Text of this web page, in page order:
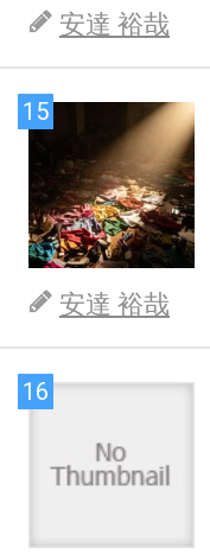
安達 裕哉
15
安達 裕哉
16